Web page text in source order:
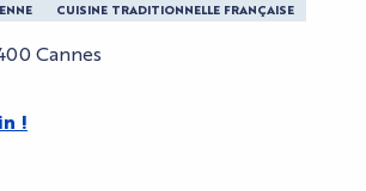
CUISINE TRADITIONNELLE FRANÇAISE
Cannes
!